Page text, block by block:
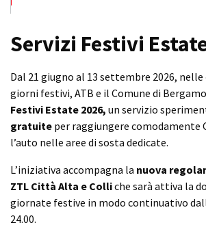
Servizi Festivi
Dal 21 giugno al 13 settembre 2026,
giorni festivi, ATB e il Comune di
Festivi Estate 2026, un servizio
gratuite per raggiungere comodamente
l’auto nelle aree di sosta dedicate.
L’iniziativa accompagna la nuova
ZTL Città Alta e Colliche sarà attiva la
giornate festive in modo continuativo
24.00.